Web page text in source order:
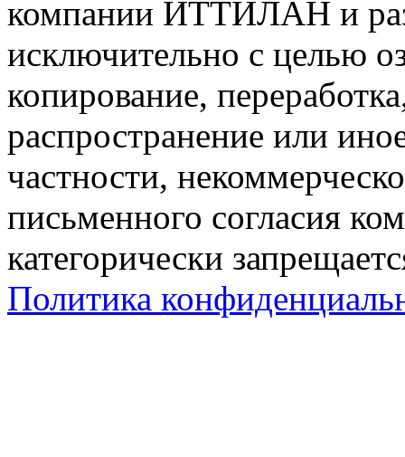
компании ИТТИЛАН и
исключительно с целью
копирование,
распространение или
частности,
письменного согласия
категорически
Политика